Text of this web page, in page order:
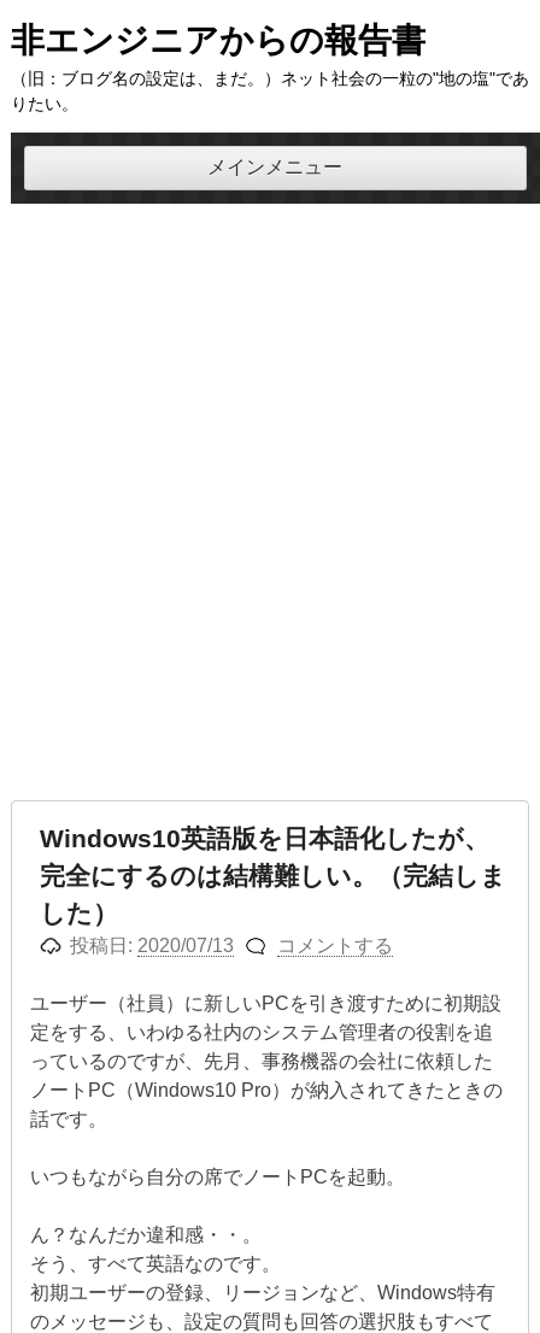
コ
ン
テ
ン
ツ
ス
非エンジニアからの報告書
（旧：ブログ名の設定は、まだ。）ネット社会の一粒の"地の塩"であ
りたい。
メインメニュー
Windows10英語版を日本語化したが、
完全にするのは結構難しい。（完結しま
した）
投稿日: 2020/07/13 コメントする
ユーザー（社員）に新しいPCを引き渡すために初期設
定をする、いわゆる社内のシステム管理者の役割を追
っているのですが、先月、事務機器の会社に依頼した
ノートPC（Windows10 Pro）が納入されてきたときの
話です。
いつもながら自分の席でノートPCを起動。
ん？なんだか違和感・・。
そう、すべて英語なのです。
初期ユーザーの登録、リージョンなど、Windows特有
のメッセージも、設定の質問も回答の選択肢もすべて